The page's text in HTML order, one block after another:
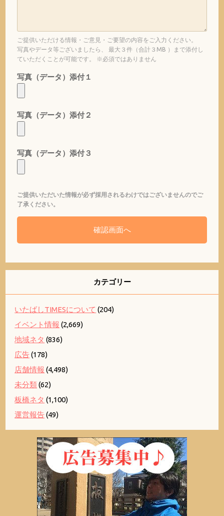
ご提供いただける情報・ご意見・ご要望の内容をご入力ください。
写真やデータ等ございましたら、 最大３件（合計３MB ）まで添付し
ていただくことが可能です。 ※必須ではありません
写真（データ）添付１
写真（データ）添付２
写真（データ）添付３
ご提供いただいた情報が必ず採用されるわけではございませんのでご
了承ください。
カテゴリー
いたばしTIMESについて (204)
イベント情報 (2,669)
地域ネタ (836)
広告(178)
店舗情報 (4,498)
未分類(62)
板橋ネタ (1,100)
運営報告(49)